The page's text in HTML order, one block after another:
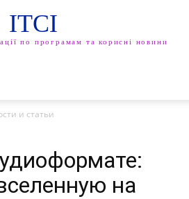
ITCI
по програмам та корисні новини
и статьи
на